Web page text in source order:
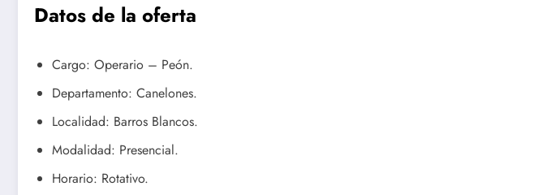
Datos de la oferta
Cargo: Operario – Peón.
Departamento: Canelones.
Localidad: Barros Blancos.
Modalidad: Presencial.
Horario: Rotativo.